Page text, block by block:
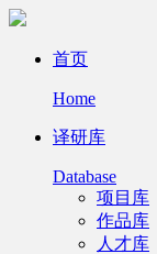
首页
Home
译研库
Database
项目库
作品库
人才库